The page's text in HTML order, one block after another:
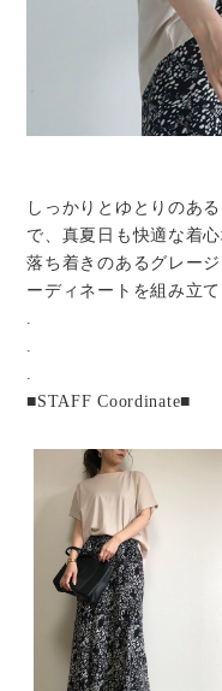
しっかりとゆとりのあ
で、真夏日も快適な着心
落ち着きのあるグレー
ーディネートを組み立
■STAFF Coordinate■